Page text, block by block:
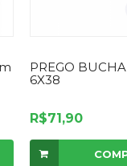
PREGO
6X38
R$71,90